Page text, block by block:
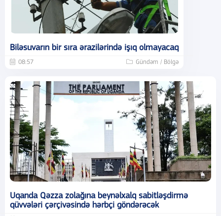
Biləsuvarın bir sıra ərazilərində işıq olmayacaq
08:57 Gündəm / Bölgə
Uqanda Qəzza zolağına beynəlxalq sabitləşdirmə
qüvvələri çərçivəsində hərbçi göndərəcək